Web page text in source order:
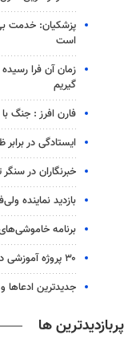
پزشکیان: خدمت
است
زمان آن فرا
گیریم
فارن افرز : جنگ با
ایستادگی در
خبرنگاران در
بازدید نماینده
برنامه خاموشی‌های برق
۳۰ پروژه آموزشی دلفان با پیشرفت ۹۱ درصدی آماده بهره‌برداری است
جدیدترین ادعاها
پربازدیدترین ها